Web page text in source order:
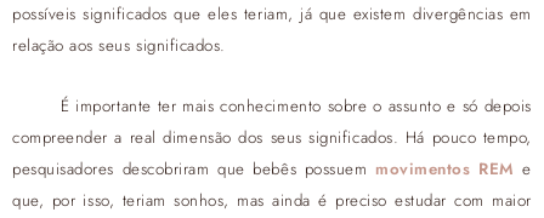
possíveis significados que eles teriam, já que existem divergências em
relação aos seus significados.
É importante ter mais conhecimento sobre o assunto e só depois
compreender a real dimensão dos seus significados. Há pouco tempo,
pesquisadores descobriram que bebês possuem movimentos REM e
que, por isso, teriam sonhos, mas ainda é preciso estudar com maior